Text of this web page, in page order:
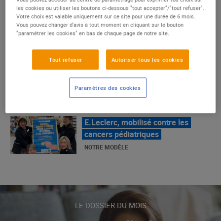
un succès
NOTRE MODÈLE
E.Leclerc, mobilisé contre les
cancers pédiatriques
LE MOUVEMENT E.LECLERC ET
SES COMBATS
NOTRE MODÈLE
« Repérage » - La nouvelle revue de
tendances de Marque Repère
ALIMENTATION DE QUALITÉ
LE DOSSIER DU MOIS
les cookies ou utiliser les boutons ci-dessous "tout accepter"/"tout refuser".
Votre choix est valable uniquement sur ce site pour une durée de 6 mois.
Vous pouvez changer d'avis à tout moment en cliquant sur le bouton
"paramétrer les cookies" en bas de chaque page de notre site.
Tout refuser Autoriser tous les cookies
Paramètres des cookies